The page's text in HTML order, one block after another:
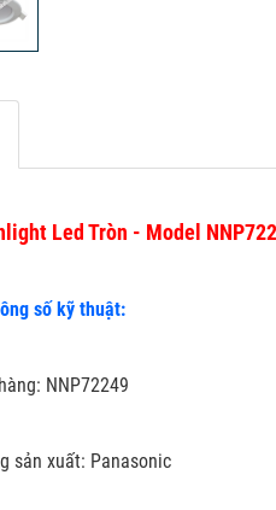
Led Tròn - Model
số kỹ thuật:
NNP72249
sản xuất: Panasonic